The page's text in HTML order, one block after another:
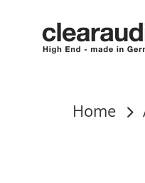
Home